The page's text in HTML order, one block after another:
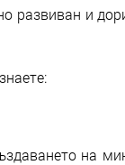
развиван и
на